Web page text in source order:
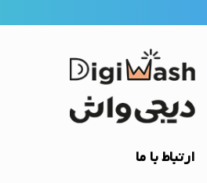
ارتباط با ما